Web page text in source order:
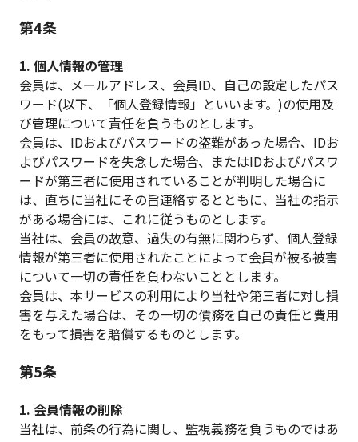
第4条
1. 個人情報の管理
会員は、メールアドレス、会員ID、自己の設定したパス
ワード(以下、「個人登録情報」といいます。)の使用及
び管理について責任を負うものとします。
会員は、IDおよびパスワードの盗難があった場合、IDお
よびパスワードを失念した場合、またはIDおよびパスワ
ードが第三者に使用されていることが判明した場合に
は、直ちに当社にその旨連絡するとともに、当社の指示
がある場合には、これに従うものとします。
当社は、会員の故意、過失の有無に関わらず、個人登録
情報が第三者に使用されたことによって会員が被る被害
について一切の責任を負わないこととします。
会員は、本サービスの利用により当社や第三者に対し損
害を与えた場合は、その一切の債務を自己の責任と費用
をもって損害を賠償するものとします。
第5条
1. 会員情報の削除
当社は、前条の行為に関し、監視義務を負うものではあ